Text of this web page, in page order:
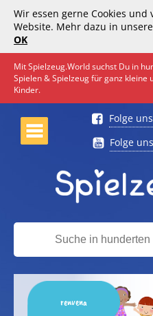
Wir essen gerne Cookies
Website. Mehr dazu in
OK
Mit Spielzeug.World suchst Du in
Spielen & Spielzeug für ganz kleine
Kinder.
Folge
Folge
renvena